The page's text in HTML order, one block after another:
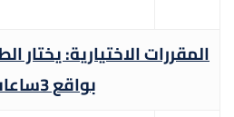
المقررات الاختيارية: يختار
بواقع3